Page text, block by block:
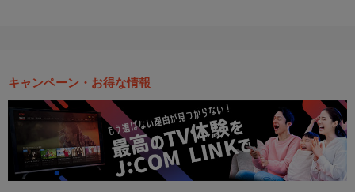
キャンペーン・お得な情報